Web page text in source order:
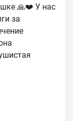
🙏❤️ У нас
за